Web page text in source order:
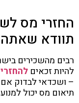
החזרי מס
תוודא
רבים מהשכירים
להיות זכאים
– ושכדאי לבדוק אם
תיאום מס יכול